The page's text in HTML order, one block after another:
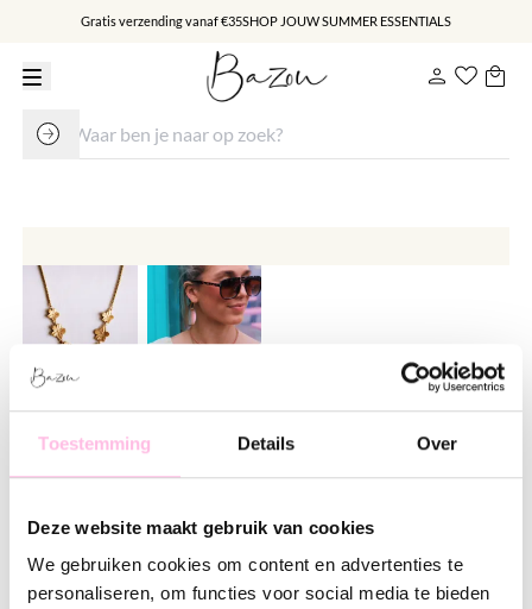
Toestemming Details Over
Deze website maakt gebruik van cookies
We gebruiken cookies om content en advertenties te
personaliseren, om functies voor social media te bieden
Gratis verzending vanaf €35SHOP JOUW SUMMER ESSENTIALS
Ketting 'Flowers'
€ 24.95
Varianten:
Goud
Gratisverzending vanaf €35,-